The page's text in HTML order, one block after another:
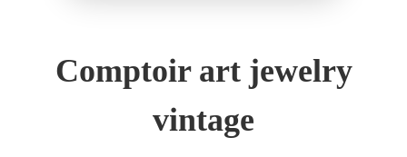
Comptoir art jewelry
vintage